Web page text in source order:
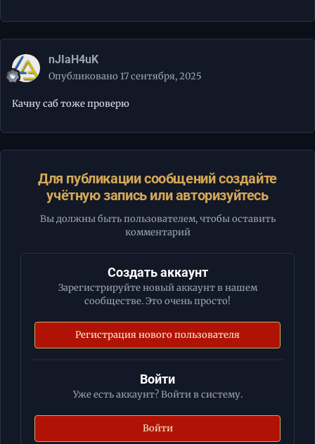
nJIaH4uK
Опубликовано 17 сентября, 2025
Качну саб тоже проверю
Для публикации сообщений создайте
учётную запись или авторизуйтесь
Вы должны быть пользователем, чтобы оставить
комментарий
Создать аккаунт
Зарегистрируйте новый аккаунт в нашем
сообществе. Это очень просто!
Регистрация нового пользователя
Войти
Уже есть аккаунт? Войти в систему.
Войти